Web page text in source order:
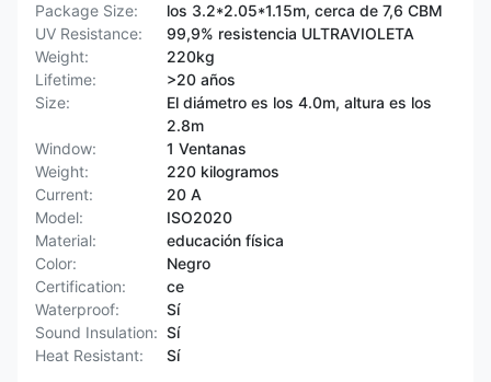
Package Size:
los 3.2*2.05*1.15m, cerca de 7,6 CBM
UV Resistance:
99,9% resistencia ULTRAVIOLETA
Weight:
220kg
Lifetime:
>20 años
Size:
El diámetro es los 4.0m, altura es los
2.8m
Window:
1 Ventanas
Weight:
220 kilogramos
Current:
20 A
Model:
ISO2020
Material:
educación física
Color:
Negro
Certification:
ce
Waterproof:
Sí
Sound Insulation: Sí
Heat Resistant:
Sí